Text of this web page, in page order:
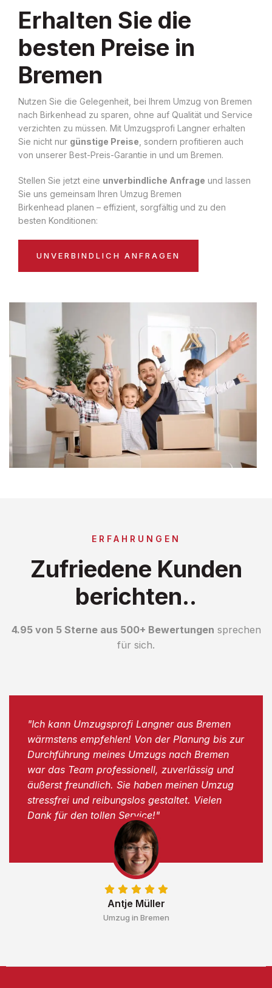
Erhalten Sie die
besten Preise in
Bremen
Nutzen Sie die Gelegenheit, bei Ihrem Umzug von Bremen
nach Birkenhead zu sparen, ohne auf Qualität und Service
verzichten zu müssen. Mit Umzugsprofi Langner erhalten
Sie nicht nur günstige Preise , sondern profitieren auch
von unserer Best-Preis-Garantie in und um Bremen.
Stellen Sie jetzt eine unverbindliche Anfrage und lassen
Sie uns gemeinsam Ihren Umzug Bremen
Birkenhead planen – effizient, sorgfältig und zu den
besten Konditionen:
UNVERBINDLICH ANFRAGEN
ERFAHRUNGEN
Zufriedene Kunden
berichten..
4.95 von 5 Sterne aus 500+ Bewertungen sprechen
für sich.
Antje Müller
Umzug in Bremen
"Ich kann Umzugsprofi Langner aus Bremen
wärmstens empfehlen! Von der Planung bis zur
Durchführung meines Umzugs nach Bremen
war das Team professionell, zuverlässig und
äußerst freundlich. Sie haben meinen Umzug
stressfrei und reibungslos gestaltet. Vielen
Dank für den tollen Service!"